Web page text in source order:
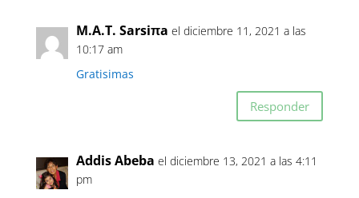
M.A.T. Sarsiπa el diciembre 11, 2021 a las
10:17 am
Gratisimas
Responder
Addis Abeba el diciembre 13, 2021 a las 4:11
pm